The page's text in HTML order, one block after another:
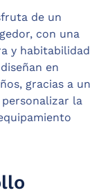
de un
con una
y habitabilidad
en
gracias a un
la